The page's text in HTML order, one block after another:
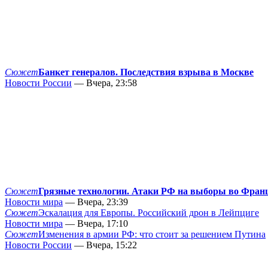
СюжетБанкет генералов. Последствия взрыва в Москве
Новости России — Вчера, 23:58
СюжетГрязные технологии. Атаки РФ на выборы во
Новости мира — Вчера, 23:39
СюжетЭскалация для Европы. Российский дрон в Лейпциге
Новости мира — Вчера, 17:10
СюжетИзменения в армии РФ: что стоит за решением Путина
Новости России — Вчера, 15:22